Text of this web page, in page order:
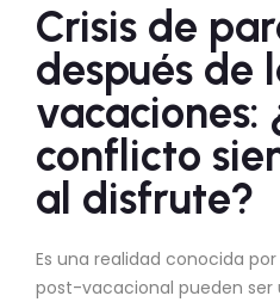
Crisis de
después de
vacaciones:
conflicto
al disfrute?
Es una realidad conocida
post-vacacional pueden